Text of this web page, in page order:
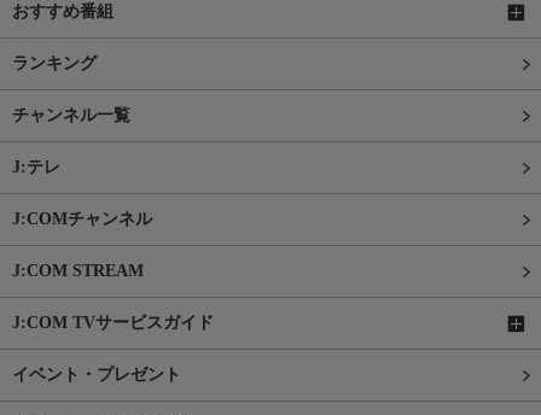
おすすめ番組
ランキング
チャンネル一覧
J:テレ
J:COMチャンネル
J:COM STREAM
J:COM TVサービスガイド
イベント・プレゼント